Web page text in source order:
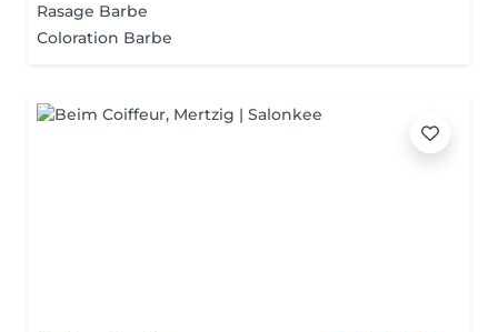
Rasage Barbe
Coloration Barbe